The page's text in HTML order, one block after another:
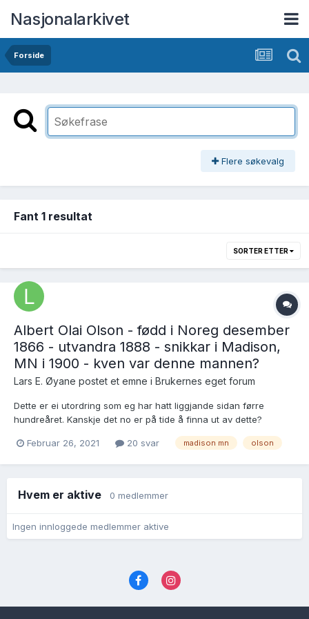
Nasjonalarkivet
Forside
Flere søkevalg
Fant 1 resultat
SORTER ETTER
Albert Olai Olson - fødd i Noreg desember
1866 - utvandra 1888 - snikkar i Madison,
MN i 1900 - kven var denne mannen?
Lars E. Øyane postet et emne i Brukernes eget forum
Dette er ei utordring som eg har hatt liggjande sidan førre
hundreåret. Kanskje det no er på tide å finna ut av dette?
utvandra 1888 og busett i Madison, Lac qui parle Co., MN (eg
Februar 26, 2021 20 svar madison mn olson
Hvem er aktive 0 medlemmer
Ingen innloggede medlemmer aktive